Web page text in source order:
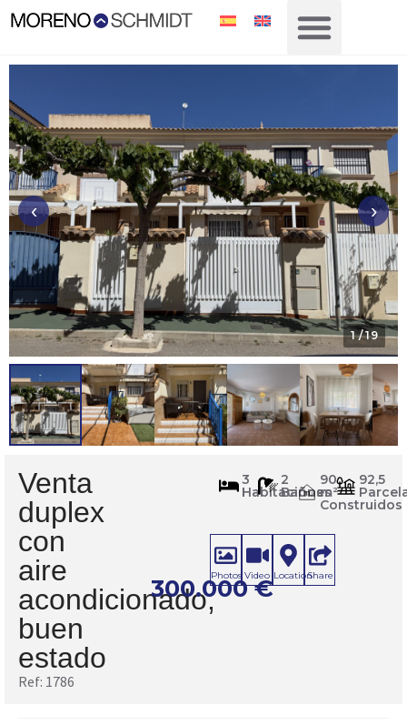
‹ ›
1/ 19
Venta
duplex
con
aire
acondicionado,
buen
estado
Ref: 1786
300.000€
3
Habitaciones
2
Baños
m2
90
m²
Construidos
92,5
Photos Video LocationShare